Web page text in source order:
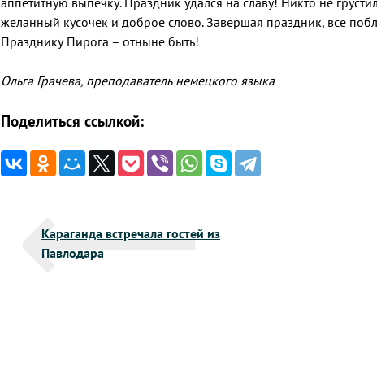
желанный кусочек и доброе слово. Завершая праздник, все
Празднику Пирога – отныне быть!
Ольга Грачева, преподаватель немецкого языка
Поделиться ссылкой:
Караганда встречала гостей из
Павлодара